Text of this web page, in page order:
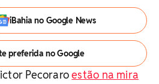
iBahia no Google News
preferida no Google
Pecoraroestão na mira